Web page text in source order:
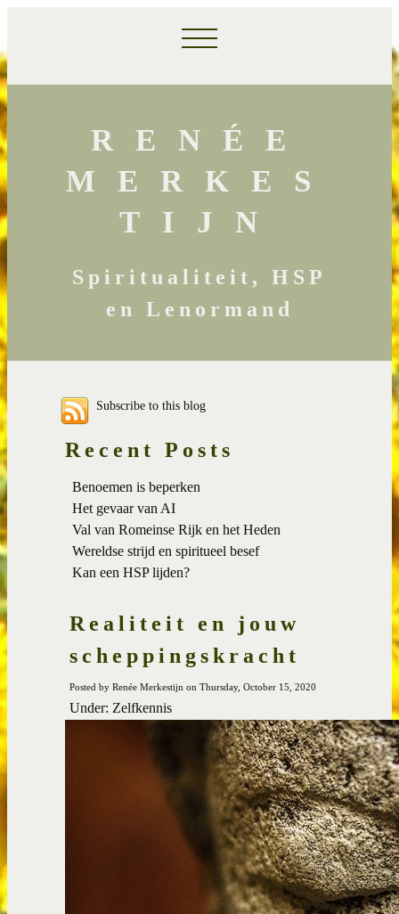
RENÉE
MERKES
TIJN
Spiritualiteit, HSP
en Lenormand
Subscribe to this blog
Recent Posts
Benoemen is beperken
Het gevaar van AI
Val van Romeinse Rijk en het Heden
Wereldse strijd en spiritueel besef
Kan een HSP lijden?
Realiteit en jouw
scheppingskracht
Posted by Renée Merkestijn on Thursday, October 15, 2020
Under: Zelfkennis